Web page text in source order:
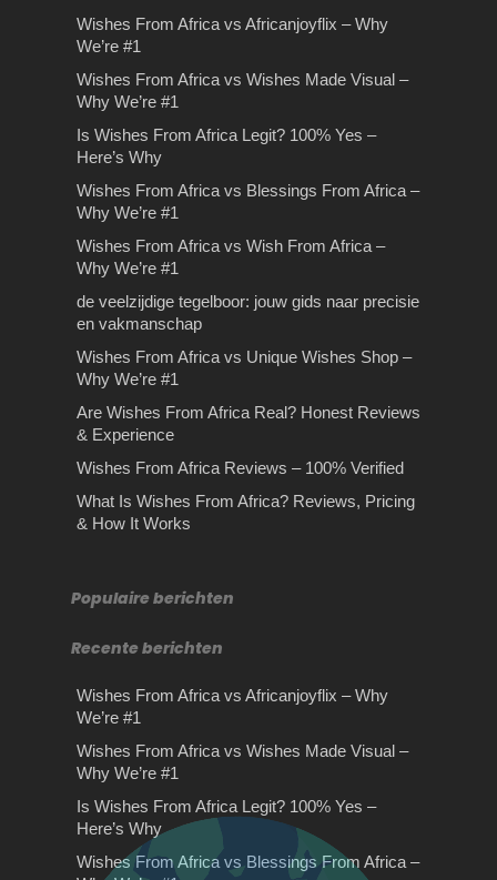
Rijles Gouda
Gouda te volgen waarbij het van
Rijles in Amsterdam
Rijles in Amsterdam Dé rijschool in
Tips bij het kiezen van de
juiste makelaar
Tips voor het kiezen van uw
makelaar Ben je van plan om op
korte termijn…
Het kiezen van een
passende Liquid
Het kiezen van passende e-liquid kan
Eenvoudige tuintrends die
minder populair zijn
Eenvoudige tuintrends die minder
populair zijn Ben je opzoek naar
nieuwe tuin ideeën? Dit is…
De keuze voor
tweedehandsmeubilair
Fastest Delivery & FAQs
Wishes From Africa – Fastest
Delivery & FAQsWhen you’re
timing…
Wishes From Africa vs
Unique Wishes Shop – Why
Op reis met je kinderen:
wat mee te nemen?
Op reis met je kinderen: wat mee te
nemen? De zomerperiode is weer
aangebroken en…
Wishes From Africa vs Africanjoyflix – Why
We’re #1
Wishes From Africa vs Wishes Made Visual –
Why We’re #1
Is Wishes From Africa Legit? 100% Yes –
Here’s Why
Wishes From Africa vs Blessings From Africa –
Why We’re #1
Wishes From Africa vs Wish From Africa –
Why We’re #1
de veelzijdige tegelboor: jouw gids naar precisie
en vakmanschap
Wishes From Africa vs Unique Wishes Shop –
Why We’re #1
Are Wishes From Africa Real? Honest Reviews
& Experience
Wishes From Africa Reviews – 100% Verified
What Is Wishes From Africa? Reviews, Pricing
& How It Works
Populaire berichten
Recente berichten
Wishes From Africa vs Africanjoyflix – Why
We’re #1
Wishes From Africa vs Wishes Made Visual –
Why We’re #1
Is Wishes From Africa Legit? 100% Yes –
Here’s Why
Wishes From Africa vs Blessings From Africa –